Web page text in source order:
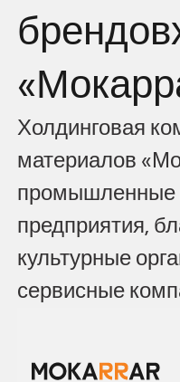
брендов
Холдинговая
материалов
промышленные
предприятия,
культурные
сервисные